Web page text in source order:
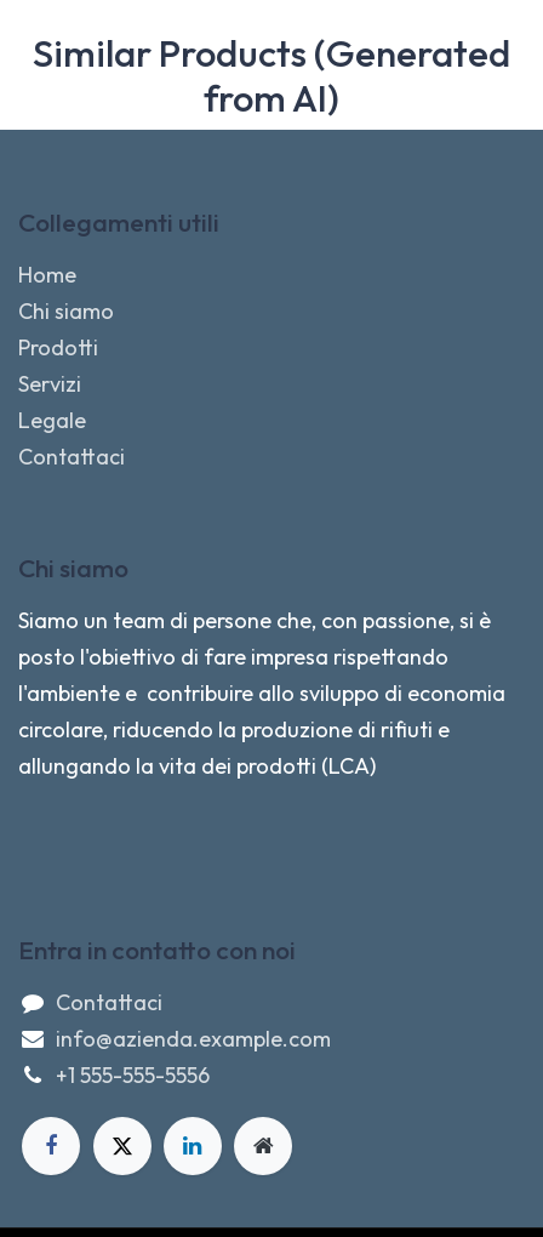
Similar Products (Generated
from AI)
Collegamenti utili
Home
Chi siamo
Prodotti
Servizi
Legale
Contattaci
Chi siamo
Siamo un team di persone che, con passione, si è
posto l'obiettivo di fare impresa rispettando
l'ambiente e contribuire allo sviluppo di economia
circolare, riducendo la produzione di rifiuti e
allungando la vita dei prodotti (LCA)
Entra in contatto con noi
Contattaci
info@azienda.example.com
+1 555-555-5556